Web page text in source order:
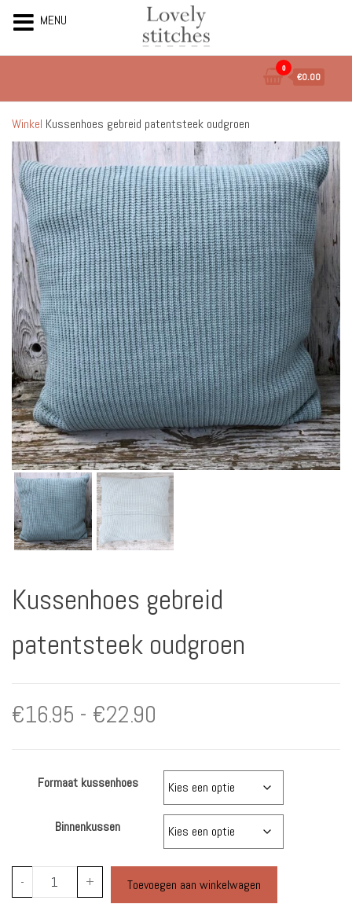
de
inhoud
0
€0.00
Winkel Kussenhoes gebreid patentsteek oudgroen
Kussenhoes gebreid
patentsteek oudgroen
€16.95 - €22.90
tot
€22.90
Formaat kussenhoes
Binnenkussen
-
Kussenhoes
gebreid
+ Toevoegen aan winkelwagen
MENU